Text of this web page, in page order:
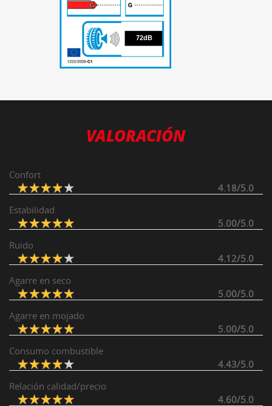
72
72dB
VALORACIÓN
Confort
4.18/5.0
Estabilidad
5.00/5.0
Ruido
4.12/5.0
Agarre en seco
5.00/5.0
Agarre en mojado
5.00/5.0
Consumo combustible
4.43/5.0
Relación calidad/precio
4.60/5.0